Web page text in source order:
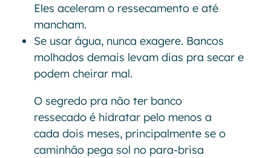
Eles aceleram o ressecamento e até
mancham.
Se usar água, nunca exagere. Bancos
molhados demais levam dias pra secar e
podem cheirar mal.
O segredo pra não ter banco
ressecado é hidratar pelo menos a
cada dois meses, principalmente se o
caminhão pega sol no para-brisa